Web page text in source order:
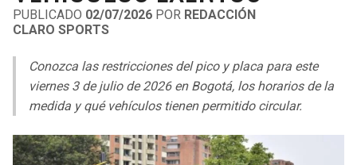
COPA LIBERTADORES
COPA SUDAMERICANA
LIGA BETPLAY
OTRAS LIGAS
RAVENS
STEELERS
PACERS
HORNETS
PUBLICADO 02/07/2026 POR REDACCIÓN
CLARO SPORTS
Conozca las restricciones del pico y placa para este
viernes 3 de julio de 2026 en Bogotá, los horarios de la
medida y qué vehículos tienen permitido circular.